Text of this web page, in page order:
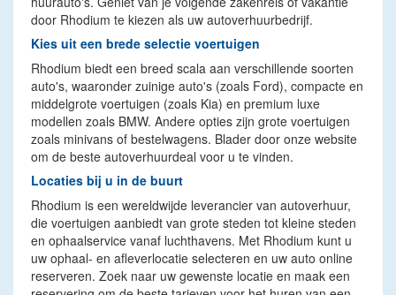
door Rhodium te kiezen als uw autoverhuurbedrijf.
Kies uit een brede selectie voertuigen
Rhodium biedt een breed scala aan verschillende soorten
auto's, waaronder zuinige auto's (zoals Ford), compacte en
middelgrote voertuigen (zoals Kia) en premium luxe
modellen zoals BMW. Andere opties zijn grote voertuigen
zoals minivans of bestelwagens. Blader door onze website
om de beste autoverhuurdeal voor u te vinden.
Locaties bij u in de buurt
Rhodium is een wereldwijde leverancier van autoverhuur,
die voertuigen aanbiedt van grote steden tot kleine steden
en ophaalservice vanaf luchthavens. Met Rhodium kunt u
uw ophaal- en afleverlocatie selecteren en uw auto online
reserveren. Zoek naar uw gewenste locatie en maak een